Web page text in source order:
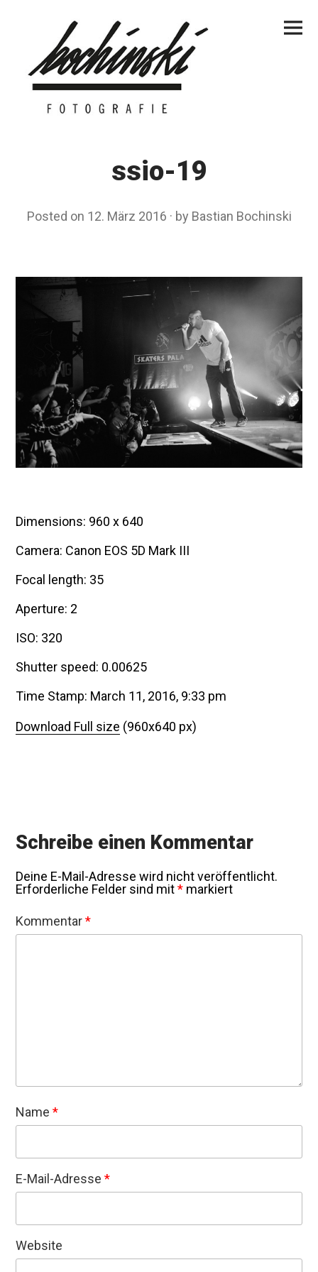
Menu
ssio-19
Posted on 12. März 2016 by Bastian Bochinski
Dimensions: 960 x 640
Camera: Canon EOS 5D Mark III
Focal length: 35
Aperture: 2
ISO: 320
Shutter speed: 0.00625
Time Stamp: March 11, 2016, 9:33 pm
Download Full size (960x640 px)
Schreibe einen Kommentar
Deine E-Mail-Adresse wird nicht veröffentlicht.
Erforderliche Felder sind mit* markiert
Kommentar*
Name*
E-Mail-Adresse*
Website